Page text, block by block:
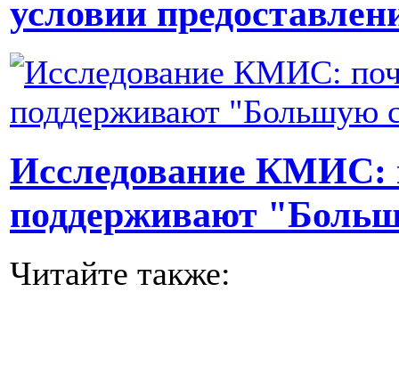
условии
Исследование КМИС:
поддерживают
Читайте также: